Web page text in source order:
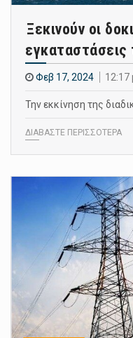
Ξεκινούν οι
εγκαταστάσεις
Φεβ 17, 2024 12:17
Την εκκίνηση της
ΔΙΑΒΑΣΤΕ ΠΕΡΙΣΣΟΤΕΡΑ